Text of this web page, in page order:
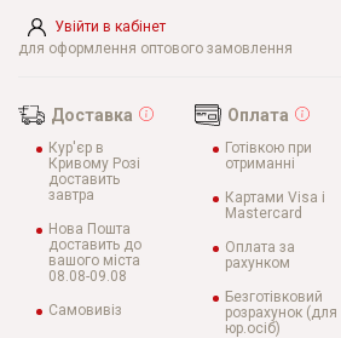
Увійти в кабінет
для оформлення оптового замовлення
Доставка
Кур'єр в
Кривому Розі
доставить
завтра
Нова Пошта
доставить до
вашого міста
08.08-09.08
Самовивіз
Оплата
Готівкою при
отриманні
Картами Visa і
Mastercard
Оплата за
рахунком
Безготівковий
розрахунок (для
юр.осіб)